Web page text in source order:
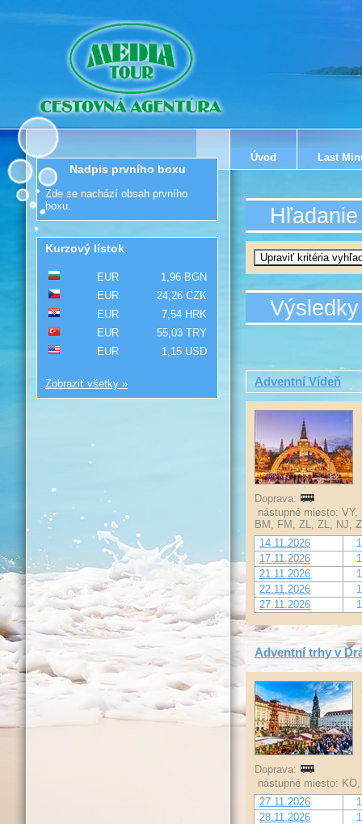
Úvod Last
Adventní Vídeň
Doprava:
nástupné miesto:
BM, FM, ZL, ZL, NJ,
14.11.2026
17.11.2026
21.11.2026
22.11.2026
27.11.2026
Adventní trhy v
Doprava:
nástupné miesto:
27.11.2026
28.11.2026
Nadpis prvního boxu
Zde se nachází obsah prvního
boxu.
Kurzový lístok
EUR
1,96 BGN
EUR
24,26 CZK
EUR
7,54 HRK
EUR
55,03 TRY
EUR
1,15 USD
Zobraziť všetky »